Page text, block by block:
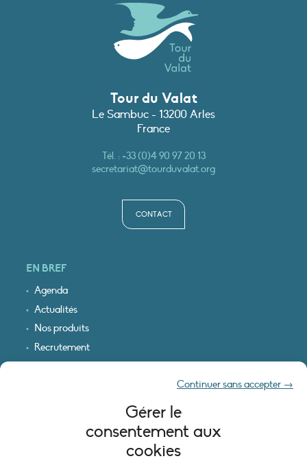
Gérer le
consentement aux
cookies
Continuer sans accepter →
Tour du Valat
Le Sambuc - 13200 Arles
France
Tél. :+33 (0)4 90 97 20 13
secretariat@tourduvalat.org
CONTACT
EN BREF
Agenda
Actualités
Nos produits
Recrutement
INFORMATIONS LÉGALES
Mentions légales